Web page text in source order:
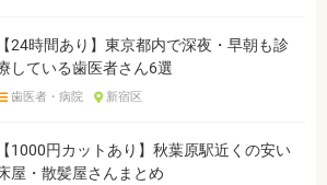
【24時間あり】東京都内で深夜・早朝も診
している歯医者さん6選
歯医者・病院 新宿区
【1000円カットあり】秋葉原駅近くの安い
屋・散髪屋さんまとめ